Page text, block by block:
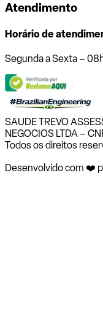
Atendimento
Horário de
Segunda a Sexta –
SAUDE TREVO
NEGOCIOS LTDA –
Todos os direitos
Desenvolvido com ❤️